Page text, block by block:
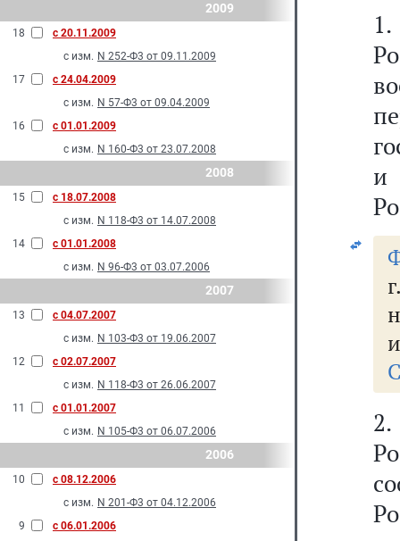
2009
18
с 20.11.2009
с изм. N 252-Ф3 от 09.11.2009
17
с 24.04.2009
с изм. N 57-Ф3 от 09.04.2009
16
с 01.01.2009
с изм. N 160-Ф3 от 23.07.2008
2008
15
с 18.07.2008
с изм. N 118-Ф3 от 14.07.2008
14
с 01.01.2008
с изм. N 96-Ф3 от 03.07.2006
2007
13
с 04.07.2007
с изм. N 103-Ф3 от 19.06.2007
12
с 02.07.2007
с изм. N 118-Ф3 от 26.06.2007
11
с 01.01.2007
с изм. N 105-Ф3 от 06.07.2006
2006
10
с 08.12.2006
с изм. N 201-Ф3 от 04.12.2006
9
с 06.01.2006
и